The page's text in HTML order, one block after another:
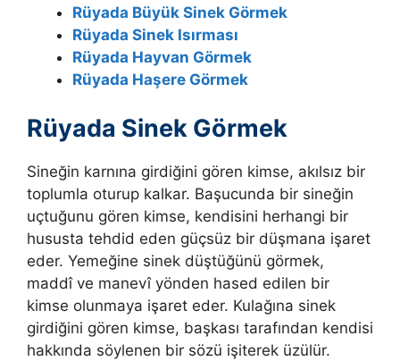
Rüyada Büyük Sinek Görmek
Rüyada Sinek Isırması
Rüyada Hayvan Görmek
Rüyada Haşere Görmek
Rüyada Sinek Görmek
Sineğin karnına girdiğini gören kimse, akılsız bir
toplumla oturup kalkar. Başucunda bir sineğin
uçtuğunu gören kimse, kendisini herhangi bir
hususta tehdid eden güçsüz bir düşmana işaret
eder. Yemeğine sinek düştüğünü görmek,
maddî ve manevî yönden hased edilen bir
kimse olunmaya işaret eder. Kulağına sinek
girdiğini gören kimse, başkası tarafından kendisi
hakkında söylenen bir sözü işiterek üzülür.